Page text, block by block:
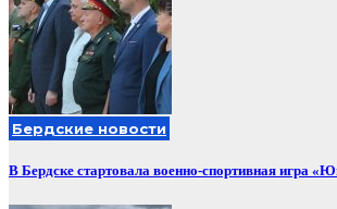
Бердские новости
В Бердске стартовала военно-спортивная игра